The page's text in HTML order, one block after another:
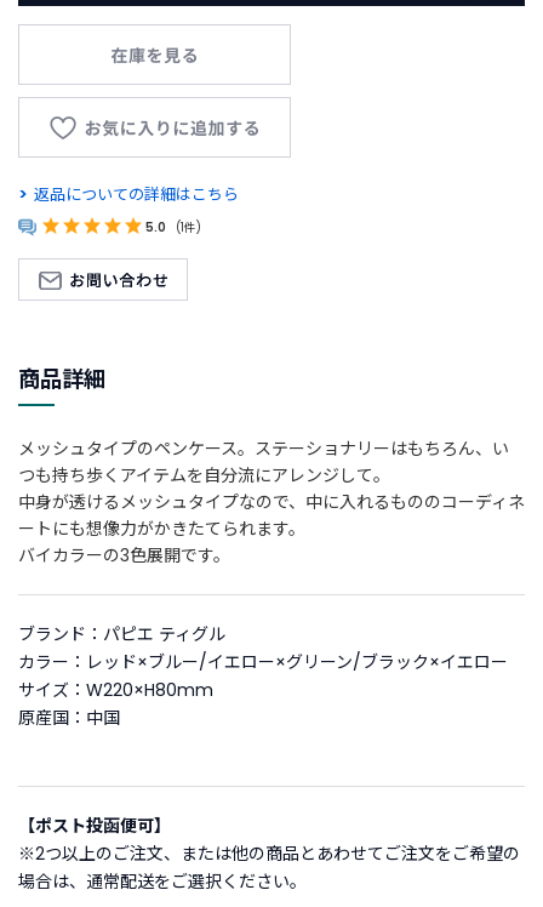
知
ら
・
集
着
お
す
す
め
商
品
ギ
フ
ト
ラ
ッ
ピ
ご
利
用
返品についての詳細はこちら
5.0 (1件)
商品詳細
メッシュタイプのペンケース。ステーショナリーはもちろん、い
つも持ち歩くアイテムを自分流にアレンジして。
中身が透けるメッシュタイプなので、中に入れるもののコーディネ
ートにも想像力がかきたてられます。
バイカラーの3色展開です。
ブランド：パピエ ティグル
カラー：レッド×ブルー/イエロー×グリーン/ブラック×イエロー
サイズ：W220×H80mm
原産国：中国
【ポスト投函便可】
※2つ以上のご注文、または他の商品とあわせてご注文をご希望の
場合は、通常配送をご選択ください。